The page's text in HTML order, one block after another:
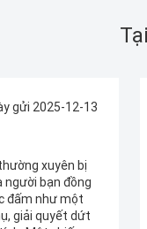
gửi 2025-12-15
Ex Pro
độ cao nhất
lưu thông cực
hồi.